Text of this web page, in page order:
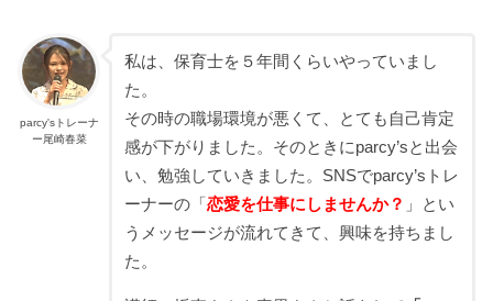
parcy'sトレーナ
ー尾崎春菜
私は、保育士を５年間くらいやっていまし
た。
その時の職場環境が悪くて、とても自己肯定
感が下がりました。そのときにparcy’sと出会
い、勉強していきました。SNSでparcy’sトレ
ーナーの「 恋愛を仕事にしませんか？ 」とい
うメッセージが流れてきて、興味を持ちまし
た。